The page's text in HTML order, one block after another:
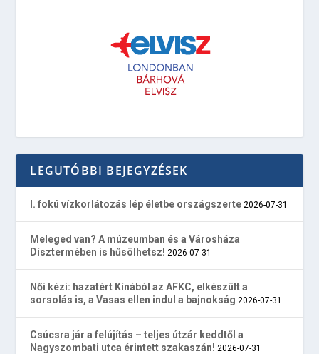
LEGUTÓBBI BEJEGYZÉSEK
I. fokú vízkorlátozás lép életbe országszerte 2026-07-31
Meleged van? A múzeumban és a Városháza
Dísztermében is hűsölhetsz! 2026-07-31
Női kézi: hazatért Kínából az AFKC, elkészült a
sorsolás is, a Vasas ellen indul a bajnokság 2026-07-31
Csúcsra jár a felújítás – teljes útzár keddtől a
Nagyszombati utca érintett szakaszán! 2026-07-31